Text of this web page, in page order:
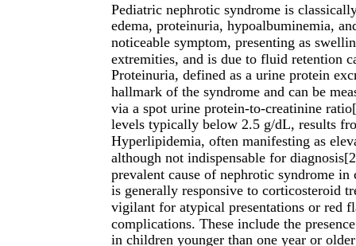
Pediatric nephrotic syndrome is
edema, proteinuria, hypoalbuminemia,
noticeable symptom, presenting as
extremities, and is due to fluid retention
Proteinuria, defined as a urine protein
hallmark of the syndrome and can be
via a spot urine protein-to-creatinine
levels typically below 2.5 g/dL, results
Hyperlipidemia, often manifesting as
although not indispensable for
prevalent cause of nephrotic syndrome
is generally responsive to corticosteroid
vigilant for atypical presentations or red
complications. These include the
in children younger than one year or